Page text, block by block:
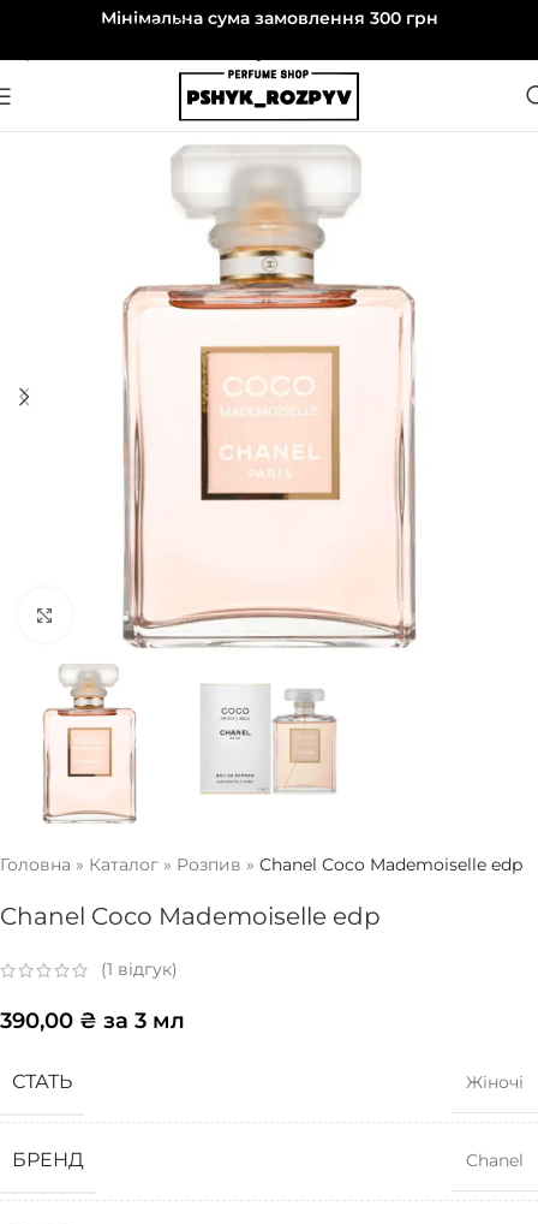
Перейти до навігаціїМінімальна сума замовлення 300 грн
Натисніть, щоб збільшити
Головна » Каталог » Розпив » Chanel Coco Mademoiselle edp
Chanel Coco Mademoiselle edp
(1 відгук)
390,00 ₴ за 3 мл
СТАТЬ Жіночі
БРЕНД Chanel